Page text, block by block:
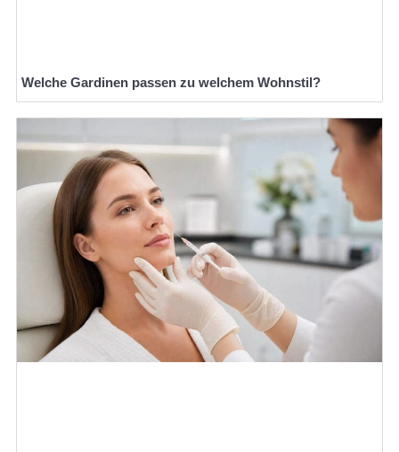
Welche Gardinen passen zu welchem Wohnstil?